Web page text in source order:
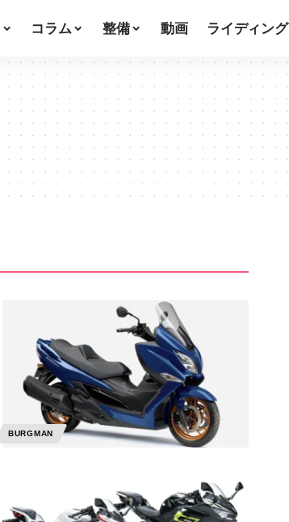
コラム 整備 動画 ライディング
BURGMAN